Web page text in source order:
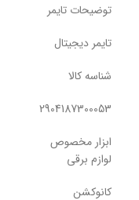
توضیحات تایمر
تایمر دیجیتال
شناسه کالا
2904187300053
ابزار مخصوص
لوازم برقی
کانوکشن